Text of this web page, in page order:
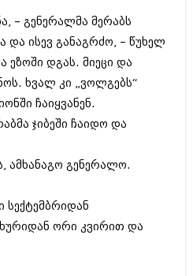
– გენერალმა მერაბს
და ისევ განაგრძო, – წუხელ
ეზოში დგას. მიეცი და
ხვალ კი „ვოლგებს“
ჩაიყვანენ.
ჯიბეში ჩაიდო და
ამხანაგო გენერალო.
სექტემბრიდან
ორი კვირით და